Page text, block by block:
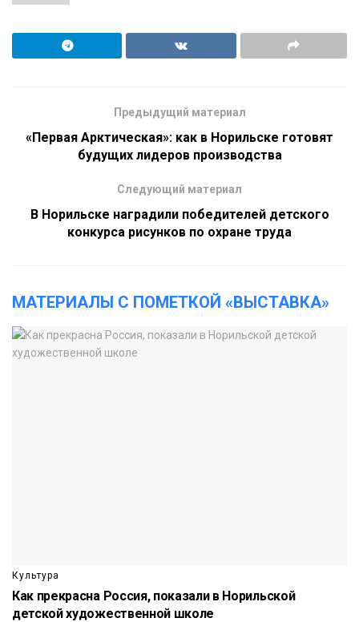
Предыдущий материал
«Первая Арктическая»: как в Норильске готовят
будущих лидеров производства
Следующий материал
В Норильске наградили победителей детского
конкурса рисунков по охране труда
МАТЕРИАЛЫ С ПОМЕТКОЙ «ВЫСТАВКА»
Культура
Как прекрасна Россия, показали в Норильской
детской художественной школе